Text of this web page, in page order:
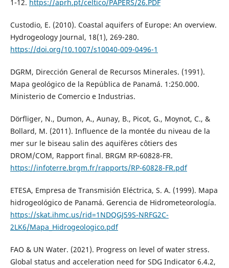
1-12. https://aprh.pt/celtico/PAPERS/26.PDF
Custodio, E. (2010). Coastal aquifers of Europe: An overview.
Hydrogeology Journal, 18(1), 269-280.
https://doi.org/10.1007/s10040-009-0496-1
DGRM, Dirección General de Recursos Minerales. (1991).
Mapa geológico de la República de Panamá. 1:250.000.
Ministerio de Comercio e Industrias.
Dörfliger, N., Dumon, A., Aunay, B., Picot, G., Moynot, C., &
Bollard, M. (2011). Influence de la montée du niveau de la
mer sur le biseau salin des aquifères côtiers des
DROM/COM, Rapport final. BRGM RP-60828-FR.
https://infoterre.brgm.fr/rapports/RP-60828-FR.pdf
ETESA, Empresa de Transmisión Eléctrica, S. A. (1999). Mapa
hidrogeológico de Panamá. Gerencia de Hidrometeorología.
https://skat.ihmc.us/rid=1NDQGJ59S-NRFG2C-
2LK6/Mapa_Hidrogeologico.pdf
FAO & UN Water. (2021). Progress on level of water stress.
Global status and acceleration need for SDG Indicator 6.4.2,